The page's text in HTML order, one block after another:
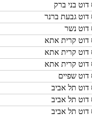
דוט בני ברק
דוט גבעת ברנר
דוט נשר
דוט קרית אתא
דוט קרית אתא
דוט קרית אתא
דוט שפיים
דוט תל אביב
דוט תל אביב
דוט תל אביב